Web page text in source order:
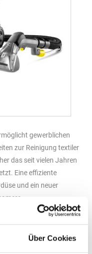
Über Cookies
gewerblichen
zur Reinigung textiler
das seit vielen Jahren
Eine effiziente
und ein neuer
Gerüche auf
Sprühextraktionsgerät
werden Wasser und